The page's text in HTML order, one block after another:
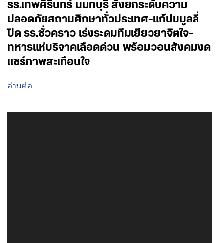
รร.เทพศิรินทร์ นนทบุรี สั่งยกระดับความ
ปลอดภัยสถานศึกษาทั่วประเทศ-แก้ปมบูลลี่
ปิด รร.ชั่วคราว เร่งระดมทีมเยียวยาจิตใจ-
ทหารแห่บริจาคเลือดด่วน พร้อมวอนสังคมงด
แชร์ภาพสะเทือนใจ
อ่านต่อ